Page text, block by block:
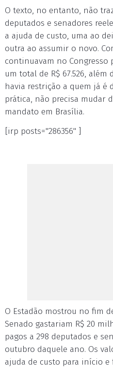
O texto, no entanto, não
deputados e senadores
a ajuda de custo, uma ao
outra ao assumir o novo.
continuavam no Congresso
um total de R$ 67.526, além
havia restrição a quem já é
prática, não precisa mudar
mandato em Brasília.
[irp posts="286356" ]
O Estadão mostrou no fim
Senado gastariam R$ 20
pagos a 298 deputados e
outubro daquele ano. Os
ajuda de custo para início e